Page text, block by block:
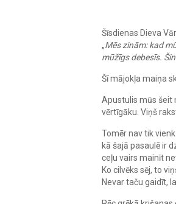
Šīsdienas Dieva
„Mēs zinām: kad
mūžīgs debesīs.
Šī mājokļa maiņa
Apustulis mūs šeit
vērtīgāku. Viņš
Tomēr nav tik
kā šajā pasaulē ir
ceļu vairs mainīt
Ko cilvēks sēj, to
Nevar taču gaidīt,